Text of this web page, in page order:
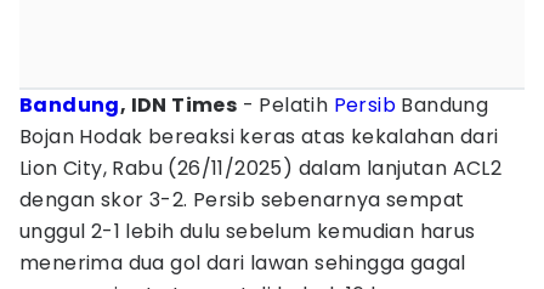
Bandung, IDN Times - Pelatih Persib Bandung
Bojan Hodak bereaksi keras atas kekalahan dari
Lion City, Rabu (26/11/2025) dalam lanjutan ACL2
dengan skor 3-2. Persib sebenarnya sempat
unggul 2-1 lebih dulu sebelum kemudian harus
menerima dua gol dari lawan sehingga gagal